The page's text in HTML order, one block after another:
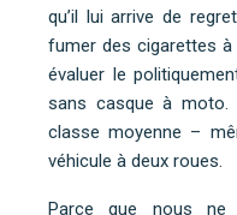
qu’il lui arrive de
fumer des cigarettes
évaluer le
sans casque à moto.
classe moyenne –
véhicule à deux roues.
Parce que nous ne